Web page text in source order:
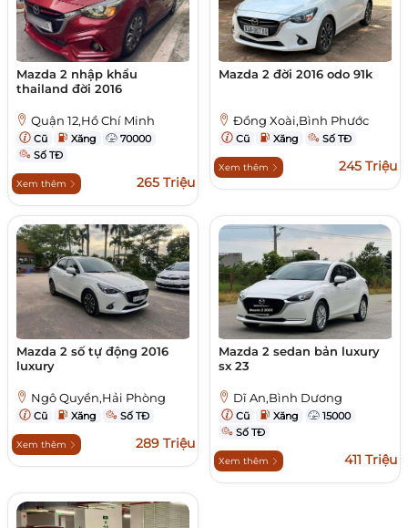
Mazda 2 nhập khẩu
thailand đời 2016
Quận 12,Hồ Chí Minh
Cũ Xăng
70000
Số TĐ
Xem thêm 265 Triệu
Mazda 2 đời 2016 odo 91k
Đồng Xoài,Bình Phước
Cũ Xăng Số TĐ
Xem thêm 245 Triệu
Mazda 2 số tự động 2016
luxury
Ngô Quyền,Hải Phòng
Cũ Xăng Số TĐ
Xem thêm 289 Triệu
Mazda 2 sedan bản luxury
sx 23
Dĩ An,Bình Dương
Cũ Xăng
15000
Số TĐ
Xem thêm 411 Triệu